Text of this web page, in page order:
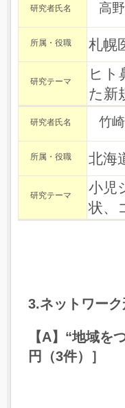
研究者氏名 高
所属・役職 札幌
研究テーマ
ヒト
た新
研究者氏名 竹
所属・役職 北海
研究テーマ
小児
状、
3.ネットワー
【A】“地域
円（3件）］